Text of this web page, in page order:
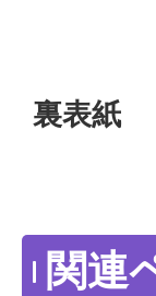
裏表紙
関連